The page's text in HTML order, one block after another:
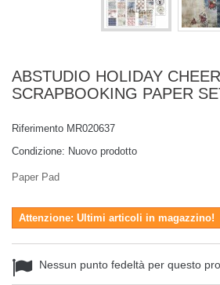
ABSTUDIO HOLIDAY CHEER
SCRAPBOOKING PAPER
Riferimento MR020637
Condizione: Nuovo prodotto
Paper Pad
Attenzione: Ultimi articoli in magazzino!
Nessun punto fedeltà per questo